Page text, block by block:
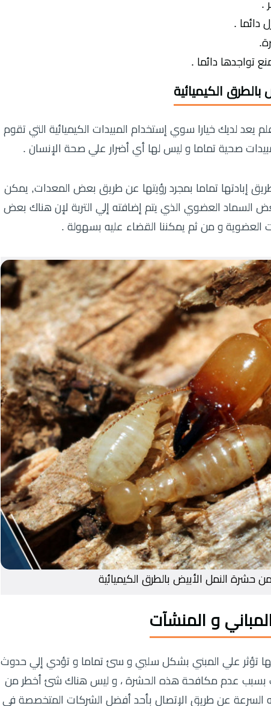
.
دائما .
تواجدها دائما .
الكيميائية
يعد لديك خيارا سوي إستخدام المبيدات الكيميائية التي تقوم
صحية تماما و ليس لها أي أضرار علي صحة الإنسان .
تماما بمجرد رؤيتها عن طريق بعض المعدات, يمكن
العضوي الذي يتم إضافته إلي التربة لإن هناك بعض
العضوية و من ثم يمكننا القضاء عليه بسهولة .
حشرة النمل الأبيض بالطرق الكيميائية
و المنشآت
تؤثر علي المبني بشكل سلبي و سئ تماما و تؤدي إلي حدوث
بسبب عدم مكافحة هذه الحشرة ، و ليس هناك شئ أخطر من
السرعة عن طريق الإتصال بأحد أفضل الشركات المتخصصة في